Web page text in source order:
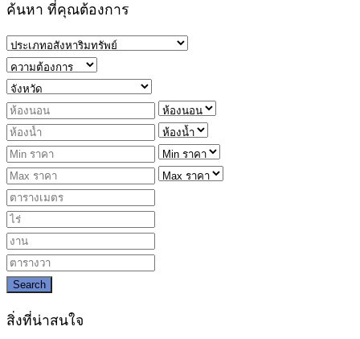
ค้นหา ที่คุณต้องการ
Search
สิ่งที่น่าสนใจ